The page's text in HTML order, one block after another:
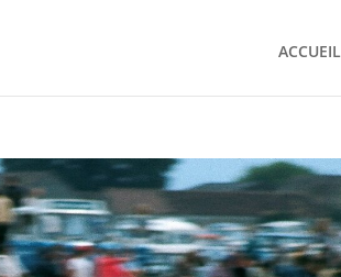
ACCUEIL